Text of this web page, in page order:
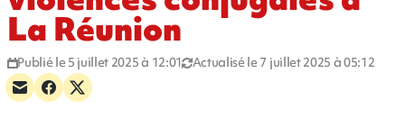
La Réunion
Publié le 5 juillet 2025 à 12:01 Actualisé le 7 juillet 2025 à 05:12